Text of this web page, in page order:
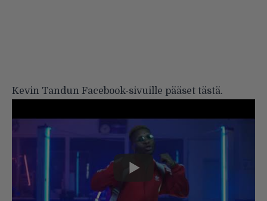
Kevin Tandun Facebook-sivuille pääset tästä.